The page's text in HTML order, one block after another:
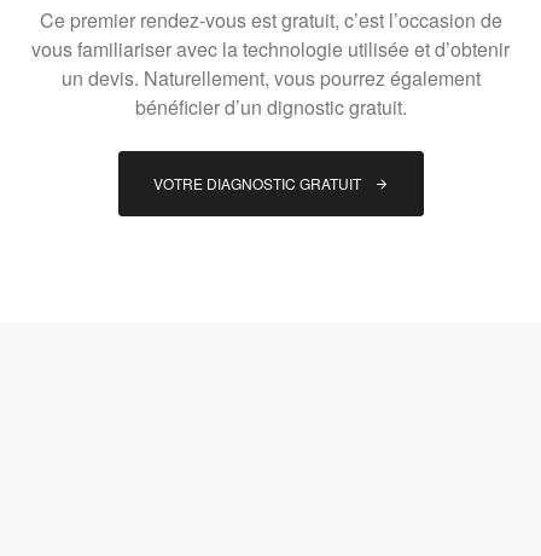
Ce premier rendez-vous est gratuit, c’est l’occasion de
vous familiariser avec la technologie utilisée et d’obtenir
un devis. Naturellement, vous pourrez également
bénéficier d’un dignostic gratuit.
VOTRE DIAGNOSTIC GRATUIT